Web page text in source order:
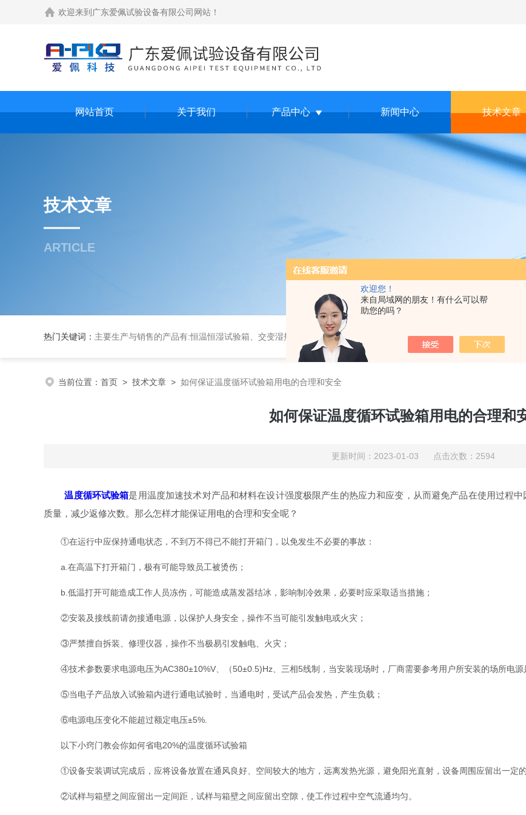
欢迎您！
来自局域网的朋友！有什么可以帮
助您的吗？
欢迎来到 广东爱佩试验设备有限公司网站 ！
网站首页 关于我们 产品中心 新闻中心 技术文章
技术文章
ARTICLE
热门关键词： 主要生产与销售的产品有:恒温恒湿试验箱、交变湿热试验箱、高低温交变试验箱、冷热冲击实验箱、紫外光试验箱、氙灯老化箱、恒温恒湿实验室、沙尘试验箱、淋雨试验箱、盐水喷雾试验箱、各种振动试验台、拉力试验机、蒸汽老化试验机、跌落试验机、插拔力试验机、按健寿命试验机、纸带耐磨擦试验机、工业烘烤箱
当前位置： 首页 > 技术文章 > 如何保证温度循环试验箱用电的合理和安全
如何保证温度循环试验箱用电的合理和
更新时间：2023-01-03 点击次数：2594
温度循环试验箱是用温度加速技术对产品和材料在设计强度极限产生的热应力和应变，从而避免产品在使用过程
质量，减少返修次数。那么怎样才能保证用电的合理和安全呢？
①在运行中应保持通电状态，不到万不得已不能打开箱门，以免发生不必要的事故：
a.在高温下打开箱门，极有可能导致员工被烫伤；
b.低温打开可能造成工作人员冻伤，可能造成蒸发器结冰，影响制冷效果，必要时应采取适当措施；
②安装及接线前请勿接通电源，以保护人身安全，操作不当可能引发触电或火灾；
③严禁擅自拆装、修理仪器，操作不当极易引发触电、火灾；
④技术参数要求电源电压为AC380±10%V、（50±0.5)Hz、三相5线制，当安装现场时，厂商需要参考用户所安装的场所电源
⑤当电子产品放入试验箱内进行通电试验时，当通电时，受试产品会发热，产生负载；
⑥电源电压变化不能超过额定电压±5%.
以下小窍门教会你如何省电20%的温度循环试验箱
①设备安装调试完成后，应将设备放置在通风良好、空间较大的地方，远离发热光源，避免阳光直射，设备周围应留出一定的
②试样与箱壁之间应留出一定间距，试样与箱壁之间应留出空隙，使工作过程中空气流通均匀。